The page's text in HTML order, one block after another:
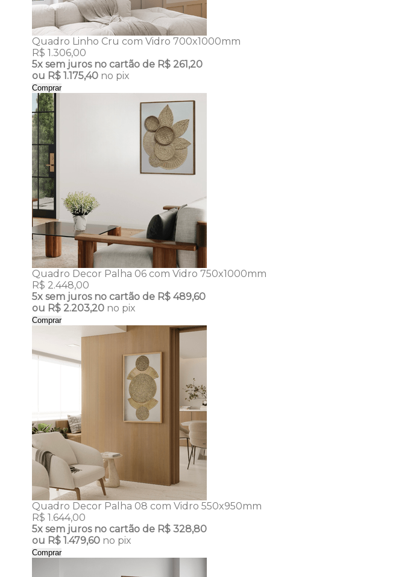
Quadro Linho Cru com Vidro 700x1000mm
R$ 1.306,00
5x sem juros no cartão de R$ 261,20
ou R$ 1.175,40 no pix
Comprar
Quadro Decor Palha 06 com Vidro 750x1000mm
R$ 2.448,00
5x sem juros no cartão de R$ 489,60
ou R$ 2.203,20 no pix
Comprar
Quadro Decor Palha 08 com Vidro 550x950mm
R$ 1.644,00
5x sem juros no cartão de R$ 328,80
ou R$ 1.479,60 no pix
Comprar